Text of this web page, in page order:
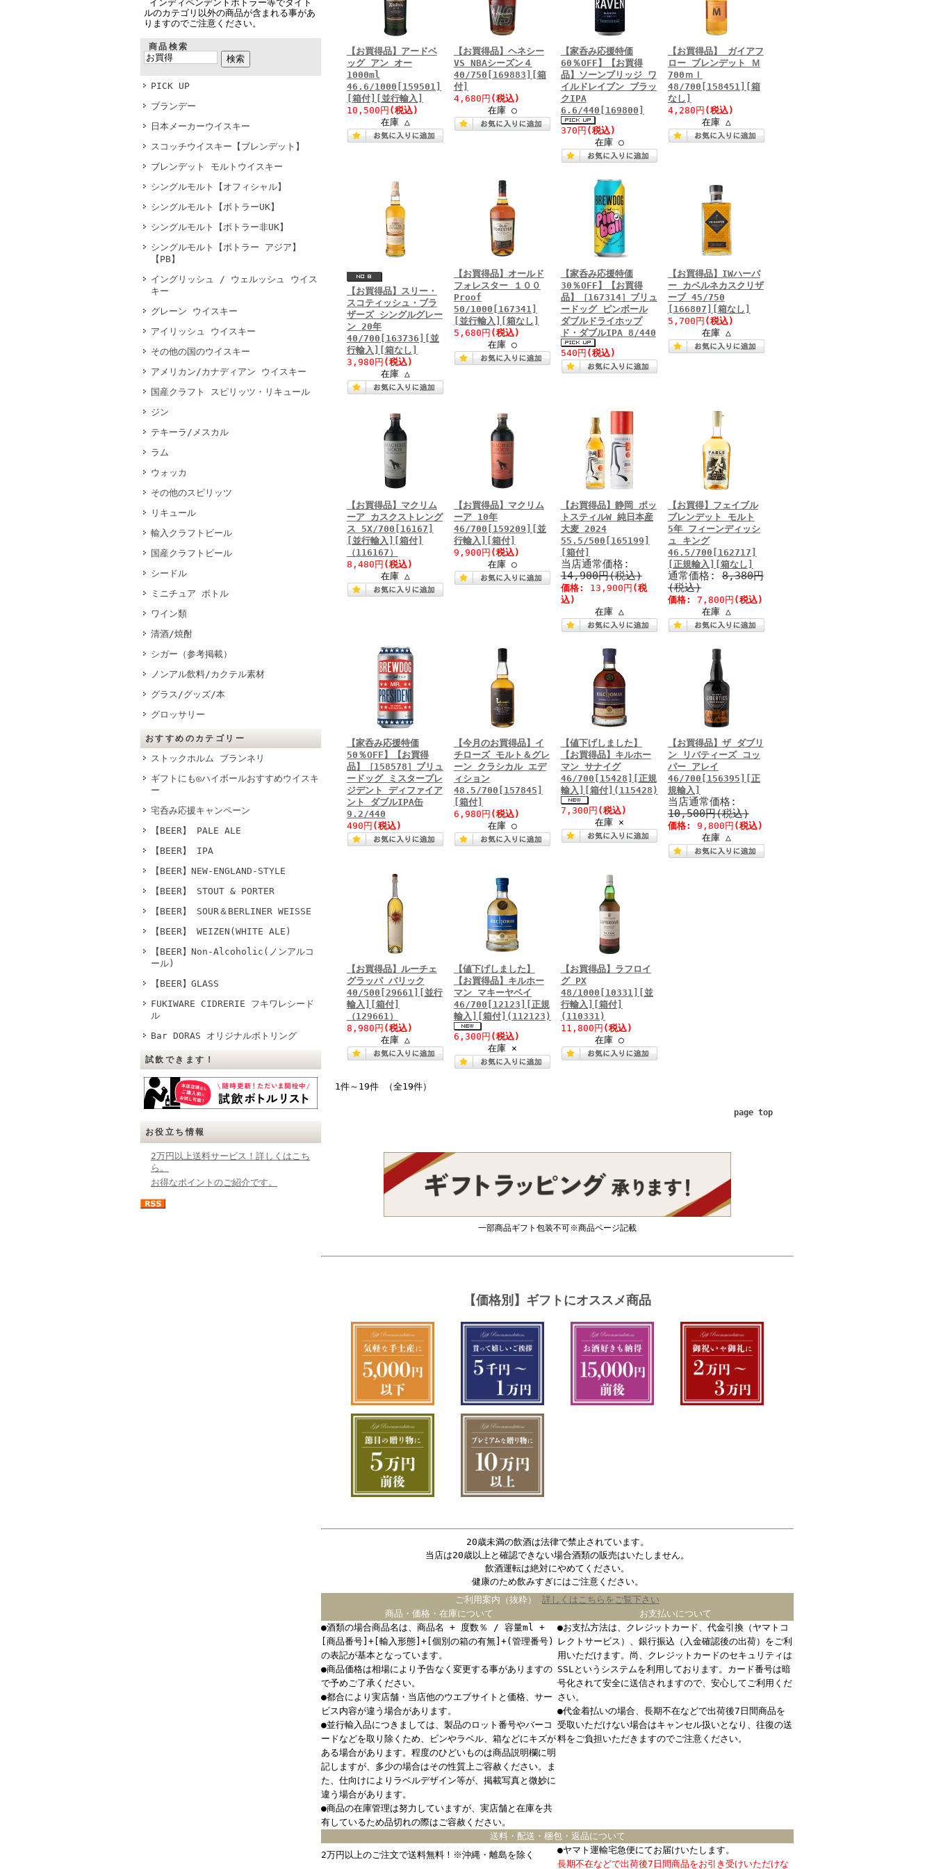
インディペンデントボトラー等でタイト
ルのカテゴリ以外の商品が含まれる事があ
りますのでご注意ください。
商品検索
PICK UP
ブランデー
日本メーカーウイスキー
スコッチウイスキー【ブレンデット】
ブレンデット モルトウイスキー
シングルモルト【オフィシャル】
シングルモルト【ボトラーUK】
シングルモルト【ボトラー非UK】
シングルモルト【ボトラー アジア】
【PB】
イングリッシュ / ウェルッシュ ウイス
キー
グレーン ウイスキー
アイリッシュ ウイスキー
その他の国のウイスキー
アメリカン/カナディアン ウイスキー
国産クラフト スピリッツ・リキュール
ジン
テキーラ/メスカル
ラム
ウォッカ
その他のスピリッツ
リキュール
輸入クラフトビール
国産クラフトビール
シードル
ミニチュア ボトル
ワイン類
清酒/焼酎
シガー（参考掲載）
ノンアル飲料/カクテル素材
グラス/グッズ/本
グロッサリー
おすすめのカテゴリー
ストックホルム ブランネリ
ギフトにも◎ハイボールおすすめウイスキ
ー
宅呑み応援キャンペーン
【BEER】 PALE ALE
【BEER】 IPA
【BEER】NEW-ENGLAND-STYLE
【BEER】 STOUT & PORTER
【BEER】 SOUR＆BERLINER WEISSE
【BEER】 WEIZEN(WHITE ALE)
【BEER】Non-Alcoholic(ノンアルコ
ール)
【BEER】GLASS
FUKIWARE CIDRERIE フキワレシード
ル
Bar DORAS オリジナルボトリング
試飲できます！
お役立ち情報
2万円以上送料サービス！詳しくはこち
ら。
お得なポイントのご紹介です。
【お買得品】アードベ
ッグ アン オー
1000ml
46.6/1000[159501]
[箱付][並行輸入]
10,500円 (税込)
在庫 △
【お買得品】ヘネシー
VS NBAシーズン４
40/750[169883][箱
付]
4,680円 (税込)
在庫 ○
【家呑み応援特価
60％OFF】【お買得
品】ソーンブリッジ ワ
イルドレイブン ブラッ
クIPA
6.6/440[169800]
370円 (税込)
在庫 ○
【お買得品】 ガイアフ
ロー ブレンデット Ｍ
700ｍｌ
48/700[158451][箱
なし]
4,280円 (税込)
在庫 △
【お買得品】スリー・
スコティッシュ・ブラ
ザーズ シングルグレー
ン 20年
40/700[163736][並
行輸入][箱なし]
3,980円 (税込)
在庫 △
【お買得品】オールド
フォレスター １００
Proof
50/1000[167341]
[並行輸入][箱なし]
5,680円 (税込)
在庫 ○
【家呑み応援特価
30％OFF】【お買得
品】［167314］ブリュ
ードッグ ピンボール
ダブルドライホップ
ド・ダブルIPA 8/440
540円 (税込)
【お買得品】IWハーパ
ー カベルネカスクリザ
ーブ 45/750
[166807][箱なし]
5,700円 (税込)
在庫 △
【お買得品】マクリム
ーア カスクストレング
ス 5X/700[16167]
[並行輸入][箱付]
（116167）
8,480円 (税込)
在庫 △
【お買得品】マクリム
ーア 10年
46/700[159209][並
行輸入][箱付]
9,900円 (税込)
在庫 ○
【お買得品】静岡 ポッ
トスティルW 純日本産
大麦 2024
55.5/500[165199]
[箱付]
当店通常価格:
14,900円(税込)
価格: 13,900円 (税
込)
在庫 △
【お買得】フェイブル
ブレンデット モルト
5年 フィーンディッシ
ュ キング
46.5/700[162717]
[正規輸入][箱なし]
通常価格:8,380円
(税込)
価格: 7,800円 (税込)
在庫 △
【家呑み応援特価
50％OFF】【お買得
品】［158578］ブリュ
ードッグ ミスタープレ
ジデント ディファイア
ント ダブルIPA缶
9.2/440
490円 (税込)
【今月のお買得品】イ
チローズ モルト＆グレ
ーン クラシカル エデ
ィション
48.5/700[157845]
[箱付]
6,980円 (税込)
在庫 ○
【値下げしました】
【お買得品】キルホー
マン サナイグ
46/700[15428][正規
輸入][箱付](115428)
7,300円 (税込)
在庫 ×
【お買得品】ザ ダブリ
ン リバティーズ コッ
パー アレイ
46/700[156395][正
規輸入]
当店通常価格:
10,500円(税込)
価格: 9,800円 (税込)
在庫 △
【お買得品】ルーチェ
グラッパ バリック
40/500[29661][並行
輸入][箱付]
（129661）
8,980円 (税込)
在庫 △
【値下げしました】
【お買得品】キルホー
マン マキーヤベイ
46/700[12123][正規
輸入][箱付](112123)
6,300円 (税込)
在庫 ×
【お買得品】ラフロイ
グ PX
48/1000[10331][並
行輸入][箱付]
(110331)
11,800円 (税込)
在庫 ○
1件～19件 （全19件）
page top
一部商品ギフト包装不可※商品ページ記載
20歳未満の飲酒は法律で禁止されています。
当店は20歳以上と確認できない場合酒類の販売はいたしません。
飲酒運転は絶対にやめてください。
健康のため飲みすぎにはご注意ください。
ご利用案内（抜粋） 詳しくはこちらをご覧下さい
商品・価格・在庫について
お支払いについて
●酒類の場合商品名は、商品名 + 度数％ / 容量ml +
[商品番号]+[輸入形態]+[個別の箱の有無]+(管理番号)
の表記が基本となっています。
●商品価格は相場により予告なく変更する事がありますの
で予めご了承ください。
●都合により実店舗・当店他のウエブサイトと価格、サー
ビス内容が違う場合があります。
●並行輸入品につきましては、製品のロット番号やバーコ
ードなどを取り除くため、ビンやラベル、箱などにキズが
ある場合があります。程度のひどいものは商品説明欄に明
記しますが、多少の場合はその性質上ご容赦ください。ま
た、仕向けによりラベルデザイン等が、掲載写真と微妙に
違う場合があります。
●商品の在庫管理は努力していますが、実店舗と在庫を共
有しているため品切れの際はご容赦ください。
●お支払方法は、クレジットカード、代金引換（ヤマトコ
レクトサービス）、銀行振込（入金確認後の出荷）をご利
用いただけます。尚、クレジットカードのセキュリティは
SSLというシステムを利用しております。カード番号は暗
号化されて安全に送信されますので、安心してご利用くだ
さい。
●代金着払いの場合、長期不在などで出荷後7日間商品を
受取いただけない場合はキャンセル扱いとなり、往復の送
料をご負担いただきますのでご注意ください。
送料・配送・梱包・返品について
2万円以上のご注文で送料無料！※沖縄・離島を除く
●ヤマト運輸宅急便にてお届けいたします。
長期不在などで出荷後7日間商品をお引き受けいただけな